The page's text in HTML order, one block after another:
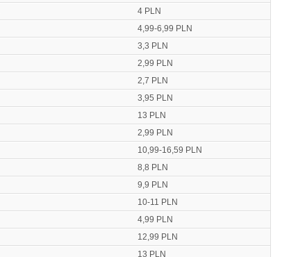
4 PLN
4,99-6,99 PLN
3,3 PLN
2,99 PLN
2,7 PLN
3,95 PLN
13 PLN
2,99 PLN
10,99-16,59 PLN
8,8 PLN
9,9 PLN
10-11 PLN
4,99 PLN
12,99 PLN
13 PLN